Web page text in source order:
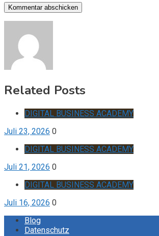
Related Posts
DIGITAL BUSINESS ACADEMY
Juli 23, 2026 0
DIGITAL BUSINESS ACADEMY
Juli 21, 2026 0
DIGITAL BUSINESS ACADEMY
Juli 16, 2026 0
Blog
Datenschutz